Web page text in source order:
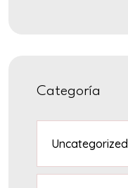
Categoría
Uncategorized